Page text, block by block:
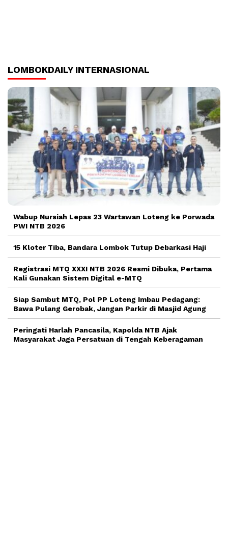
LOMBOKDAILY INTERNASIONAL
Wabup Nursiah Lepas 23 Wartawan Loteng ke Porwada
PWI NTB 2026
15 Kloter Tiba, Bandara Lombok Tutup Debarkasi Haji
Registrasi MTQ XXXI NTB 2026 Resmi Dibuka, Pertama
Kali Gunakan Sistem Digital e-MTQ
Siap Sambut MTQ, Pol PP Loteng Imbau Pedagang:
Bawa Pulang Gerobak, Jangan Parkir di Masjid Agung
Peringati Harlah Pancasila, Kapolda NTB Ajak
Masyarakat Jaga Persatuan di Tengah Keberagaman